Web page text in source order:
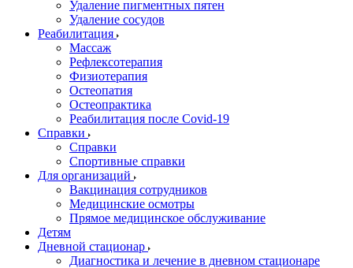
Удаление пигментных пятен
Удаление сосудов
Реабилитация
Массаж
Рефлексотерапия
Физиотерапия
Остеопатия
Остеопрактика
Реабилитация после Covid-19
Справки
Справки
Спортивные справки
Для организаций
Вакцинация сотрудников
Медицинские осмотры
Прямое медицинское обслуживание
Детям
Дневной стационар
Диагностика и лечение в дневном стационаре